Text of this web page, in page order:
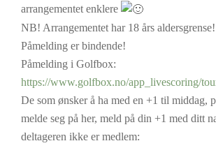
arrangementet enklere
NB! Arrangementet har 18 års aldersgrense!
Påmelding er bindende!
Påmelding i Golfbox:
https://www.golfbox.no/app_livescoring/
De som ønsker å ha med en +1 til middag,
melde seg på her, meld på din +1 med ditt
deltageren ikke er medlem: